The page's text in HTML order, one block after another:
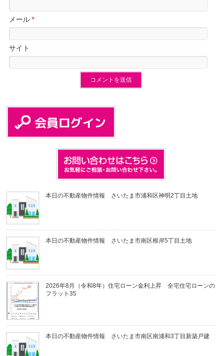
メール*
サイト
本日の不動産物件情報 さいたま市浦和区神明2丁目土地
本日の不動産物件情報 さいたま市南区根岸5丁目土地
2026年8月（令和8年）住宅ローン金利上昇 全宅住宅ローンの
フラット35
本日の不動産物件情報 さいたま市南区南浦和3丁目新築戸建